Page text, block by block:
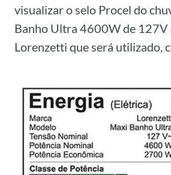
visualizar o selo Procel do
Banho Ultra 4600W de 127V
Lorenzetti que será utilizado,